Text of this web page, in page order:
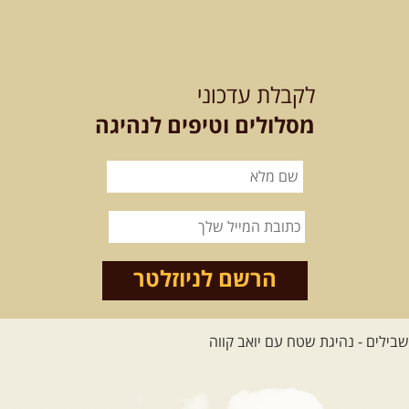
למגוון רכבי שטח
בחרנו לילה מיוחד לטיול מיוחד!
השמיים יהיו נקיים, הכוכבים ...
שישי- מעיינות
ואתגרים בצפון הרמה
מסלול חדש בצפון רמת הגולן בהובלת
מדריך תושב האזור. המסלול ...
לקבלת עדכוני
מסלולים וטיפים לנהיגה
הרשם לניוזלטר